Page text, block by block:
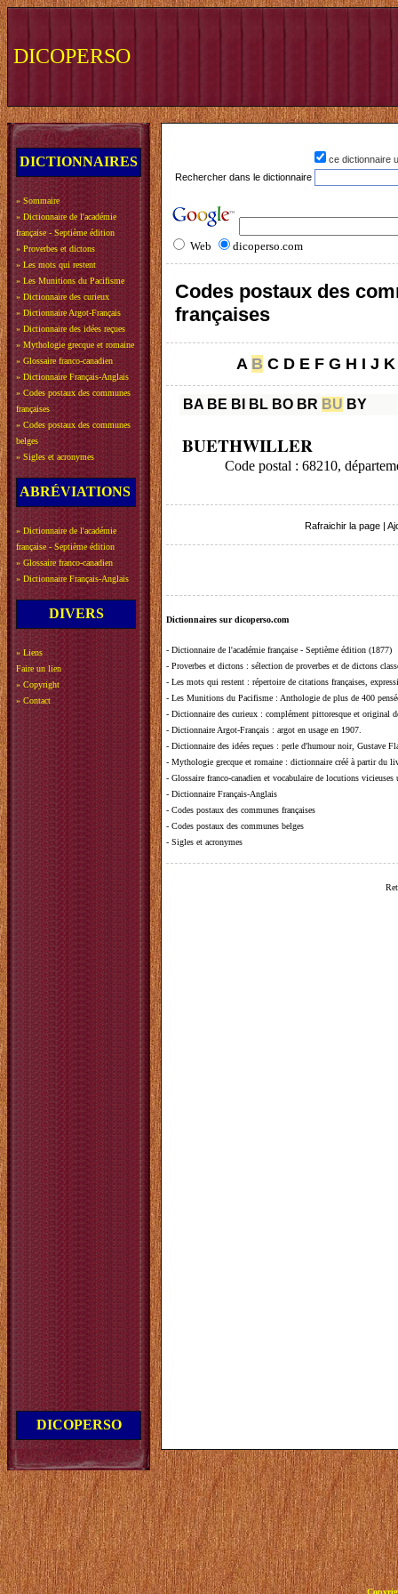
DICOPERSO
DICTIONNAIRES
» Sommaire
» Dictionnaire de l'académie
française - Septième édition
» Proverbes et dictons
» Les mots qui restent
» Les Munitions du Pacifisme
» Dictionnaire des curieux
» Dictionnaire Argot-Français
» Dictionnaire des idées reçues
» Mythologie grecque et romaine
» Glossaire franco-canadien
» Dictionnaire Français-Anglais
» Codes postaux des communes
françaises
» Codes postaux des communes
belges
» Sigles et acronymes
ABRÉVIATIONS
» Dictionnaire de l'académie
française - Septième édition
» Glossaire franco-canadien
» Dictionnaire Français-Anglais
DIVERS
» Liens
Faire un lien
» Copyright
» Contact
DICOPERSO
ce dictionnaire
Rechercher dans le dictionnaire
Web dicoperso.com
Codes postaux des
françaises
A B C D E F G H I J K
BA BE BI BL BO BR BU BY
BUETHWILLER
Code postal : 68210,
Rafraichir la page
Dictionnaires sur dicoperso.com
- Dictionnaire de l'académie française - Septième édition (1877)
- Proverbes et dictons : sélection de proverbes et de dictons
- Les mots qui restent : répertoire de citations françaises,
- Les Munitions du Pacifisme : Anthologie de plus de 400
- Dictionnaire des curieux : complément pittoresque et original
- Dictionnaire Argot-Français : argot en usage en 1907.
- Dictionnaire des idées reçues : perle d'humour noir, Gustave
- Mythologie grecque et romaine : dictionnaire créé à partir du
- Glossaire franco-canadien et vocabulaire de locutions vicieuses
- Dictionnaire Français-Anglais
- Codes postaux des communes françaises
- Codes postaux des communes belges
- Sigles et acronymes